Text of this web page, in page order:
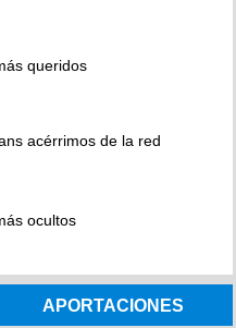
queridos
acérrimos de la red
ocultos
APORTACIONES